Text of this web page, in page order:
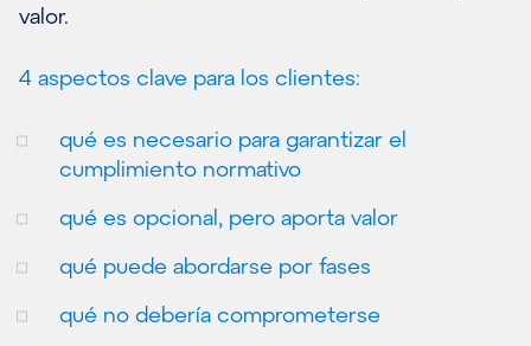
valor.
4 aspectos clave para los clientes:
qué es necesario para garantizar el
cumplimiento normativo
qué es opcional, pero aporta valor
qué puede abordarse por fases
qué no debería comprometerse